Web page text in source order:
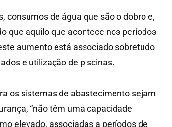
consumos de água que são o dobro e,
que aquilo que acontece nos períodos
aumento está associado sobretudo
e utilização de piscinas.
os sistemas de abastecimento sejam
“não têm uma capacidade
elevado, associadas a períodos de